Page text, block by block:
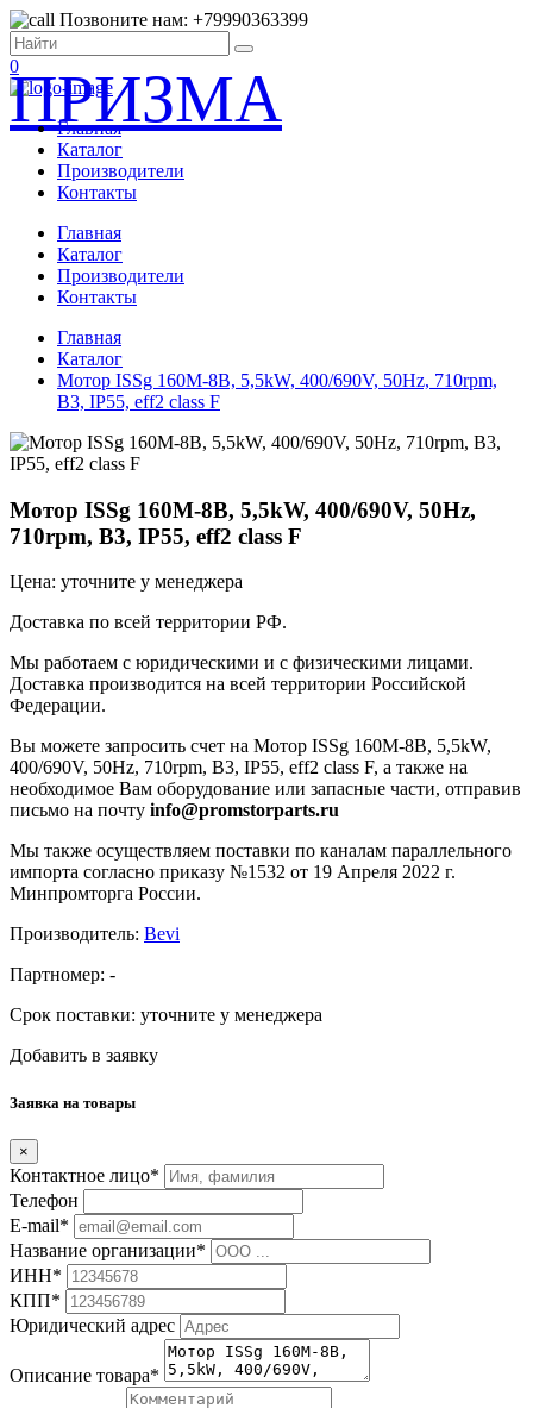
Позвоните нам: +79990363399
0
ПРИЗМА
Главная
Каталог
Производители
Контакты
Главная
Каталог
Производители
Контакты
Главная
Каталог
Мотор ISSg 160M-8B, 5,5kW, 400/690V, 50Hz, 710rpm,
B3, IP55, eff2 class F
Мотор ISSg 160M-8B, 5,5kW, 400/690V, 50Hz,
710rpm, B3, IP55, eff2 class F
Цена: уточните у менеджера
Доставка по всей территории РФ.
Мы работаем с юридическими и с физическими лицами.
Доставка производится на всей территории Российской
Федерации.
Вы можете запросить счет на Мотор ISSg 160M-8B, 5,5kW,
400/690V, 50Hz, 710rpm, B3, IP55, eff2 class F, а также на
необходимое Вам оборудование или запасные части, отправив
письмо на почту info@promstorparts.ru
Мы также осуществляем поставки по каналам параллельного
импорта согласно приказу №1532 от 19 Апреля 2022 г.
Минпромторга России.
Производитель: Bevi
Партномер: -
Срок поставки: уточните у менеджера
Добавить в заявку
Заявка на товары
×
Контактное лицо*
Телефон
E-mail*
Название организации*
ИНН*
КПП*
Юридический адрес
Описание товара*